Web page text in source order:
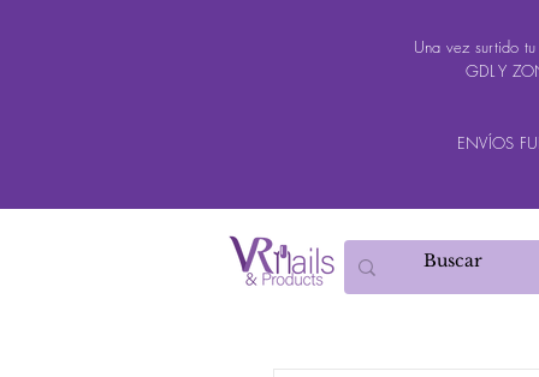
Una vez surtido
GDL Y
ENVÍOS